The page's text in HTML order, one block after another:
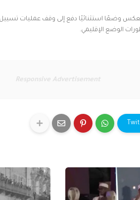
يعكس وضعًا استثنائيًا دفع إلى وقف عمليات تسييل
الوضع الإقليمي.
Responsive Advertisement